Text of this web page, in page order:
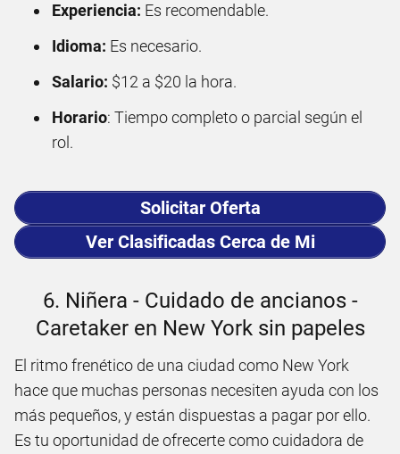
Experiencia: Es recomendable.
Idioma: Es necesario.
Salario: $12 a $20 la hora.
Horario: Tiempo completo o parcial según el
rol.
Solicitar Oferta
Ver Clasificadas Cerca de Mi
6. Niñera - Cuidado de ancianos -
Caretaker en New York sin papeles
El ritmo frenético de una ciudad como New York
hace que muchas personas necesiten ayuda con los
más pequeños, y están dispuestas a pagar por ello.
Es tu oportunidad de ofrecerte como cuidadora de